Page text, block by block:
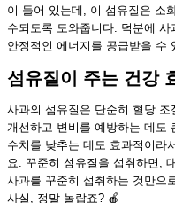
이 들어 있는데, 이 섬유질은 소
수되도록 도와줍니다. 덕분에 사
안정적인 에너지를 공급받을 수
섬유질이 주는 건강
사과의 섬유질은 단순히 혈당
개선하고 변비를 예방하는 데도
수치를 낮추는 데도 효과적이라
요. 꾸준히 섬유질을 섭취하면,
사과를 꾸준히 섭취하는 것만으
사실, 정말 놀랍죠? 🍎